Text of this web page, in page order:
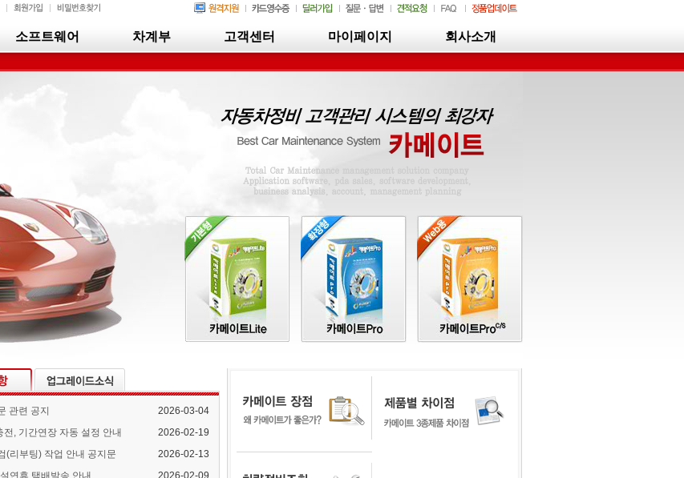
소프트웨어 차계부 고객센터 마이페이지 회사소개
관련 공지
2026-03-04
전, 기간연장 자동 설정 안내
2026-02-19
(리부팅) 작업 안내 공지문
2026-02-13
연휴 택배발송 안내
2026-02-09